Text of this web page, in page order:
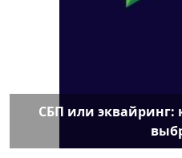
СБП или эквайринг: